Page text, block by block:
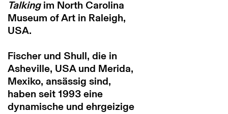
Talkingim North Carolina
Museum of Art in Raleigh,
USA.
Fischer und Shull, die in
Asheville, USA und Merida,
Mexiko, ansässig sind,
haben seit 1993 eine
dynamische und ehrgeizige